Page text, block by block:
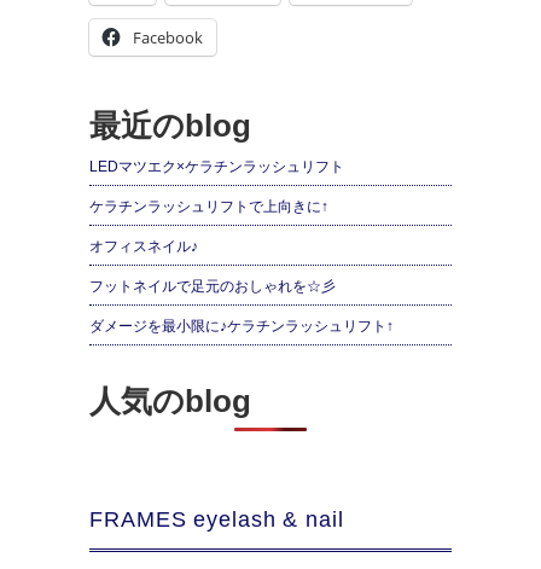
Facebook
最近のblog
LEDマツエク×ケラチンラッシュリフト
ケラチンラッシュリフトで上向きに↑
オフィスネイル♪
フットネイルで足元のおしゃれを☆彡
ダメージを最小限に♪ケラチンラッシュリフト↑
人気のblog
FRAMES eyelash & nail